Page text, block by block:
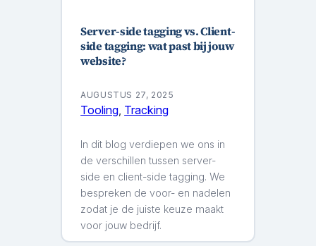
Server-side tagging vs. Client-
side tagging: wat past bij jouw
website?
AUGUSTUS 27, 2025
Tooling Tracking
In dit blog verdiepen we ons in
de verschillen tussen server-
side en client-side tagging. We
bespreken de voor- en nadelen
zodat je de juiste keuze maakt
voor jouw bedrijf.